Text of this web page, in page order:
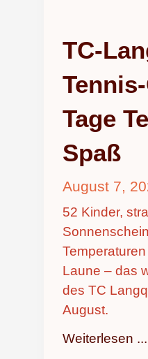
TC-
Tage
Spaß
August 7,
52 Kinder,
Laune – das
des TC
August.
Weiterlesen ...